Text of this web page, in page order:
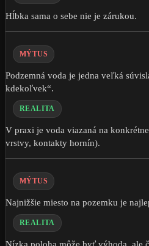
Hĺbka sama o sebe nie je zárukou.
MÝTUS
Podzemná voda je jedna veľká
kdekoľvek“.
REALITA
V praxi je voda viazaná na
vrstvy, kontakty hornín).
MÝTUS
Najnižšie miesto na pozemku je
REALITA
Nízka poloha môže byť výhoda, ale